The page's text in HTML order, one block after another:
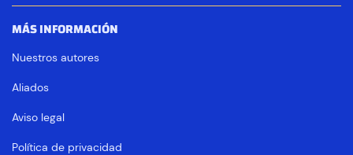
MÁS INFORMACIÓN
Nuestros autores
Aliados
Aviso legal
Política de privacidad